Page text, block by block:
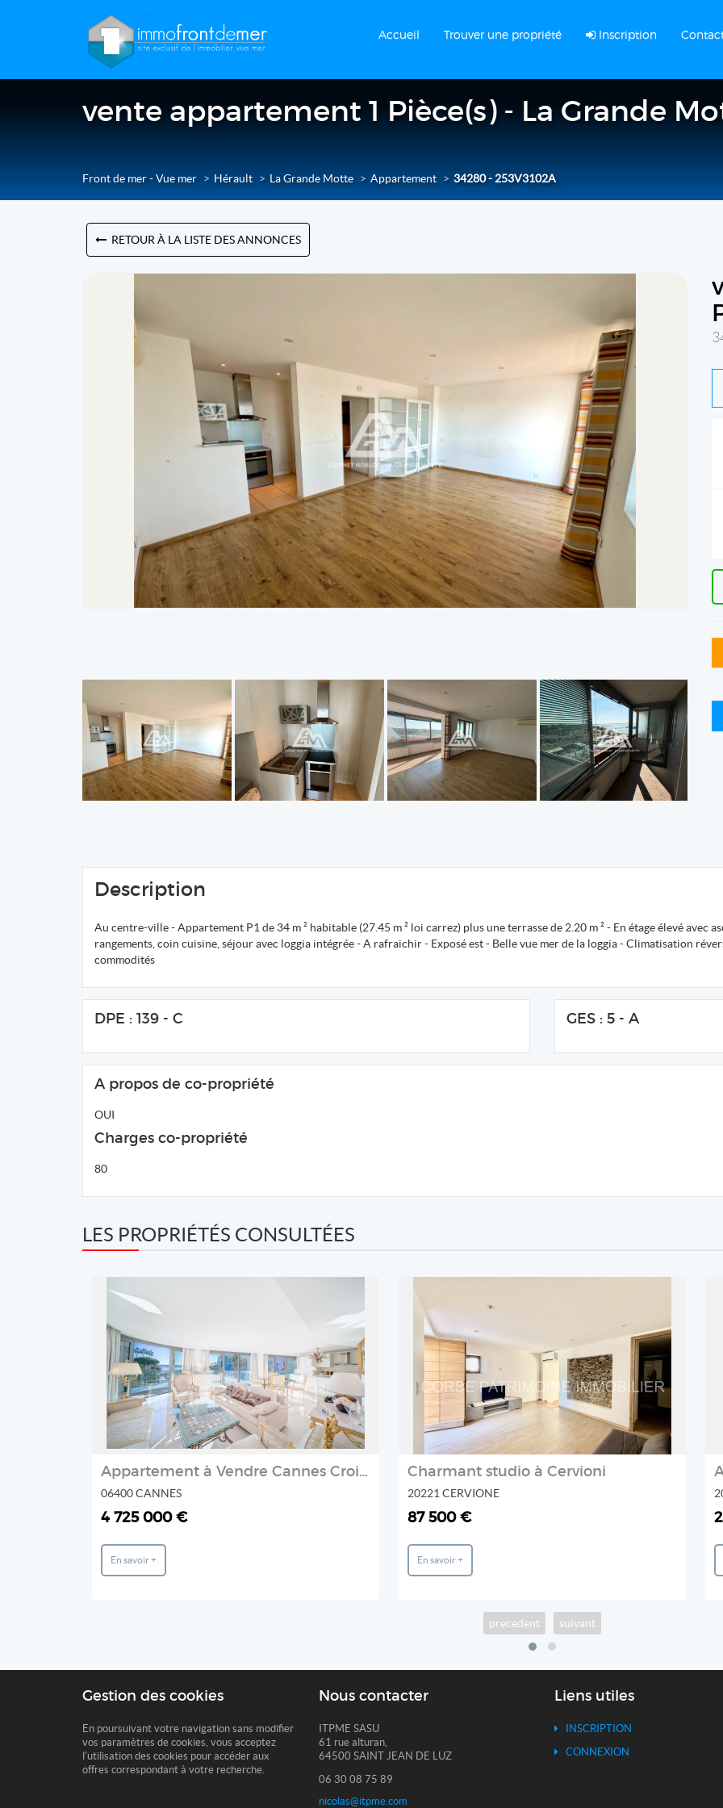
Accueil Trouver une propriété Inscription
vente appartement 1 Pièce(s) - La Grande
Front de mer - Vue mer Hérault La Grande Motte Appartement 34280 - 253V3102A
RETOUR À LA LISTE DES ANNONCES
Description
Au centre-ville - Appartement P1 de 34 m ² habitable (27.45 m ² loi carrez) plus une terrasse de 2.20 m ² - En étage élevé avec
rangements, coin cuisine, séjour avec loggia intégrée - A rafraichir - Exposé est - Belle vue mer de la loggia - Climatisation
commodités
DPE : 139 - C GES : 5 - A
A propos de co-propriété
OUI
Charges co-propriété
80
LES PROPRIÉTÉS CONSULTÉES
Appartement à Vendre Cannes Croisette vue Mer
06400 CANNES
4 725 000 €
En savoir +
Charmant studio à Cervioni
20221 CERVIONE
87 500 €
En savoir +
precedent suivant
Gestion des cookies
En poursuivant votre navigation sans modifier
vos paramètres de cookies, vous acceptez
l'utilisation des cookies pour accéder aux
offres correspondant à votre recherche.
Nous contacter
ITPME SASU
61 rue alturan,
64500 SAINT JEAN DE LUZ
06 30 08 75 89
nicolas@itpme.com
Liens utiles
INSCRIPTION
CONNEXION